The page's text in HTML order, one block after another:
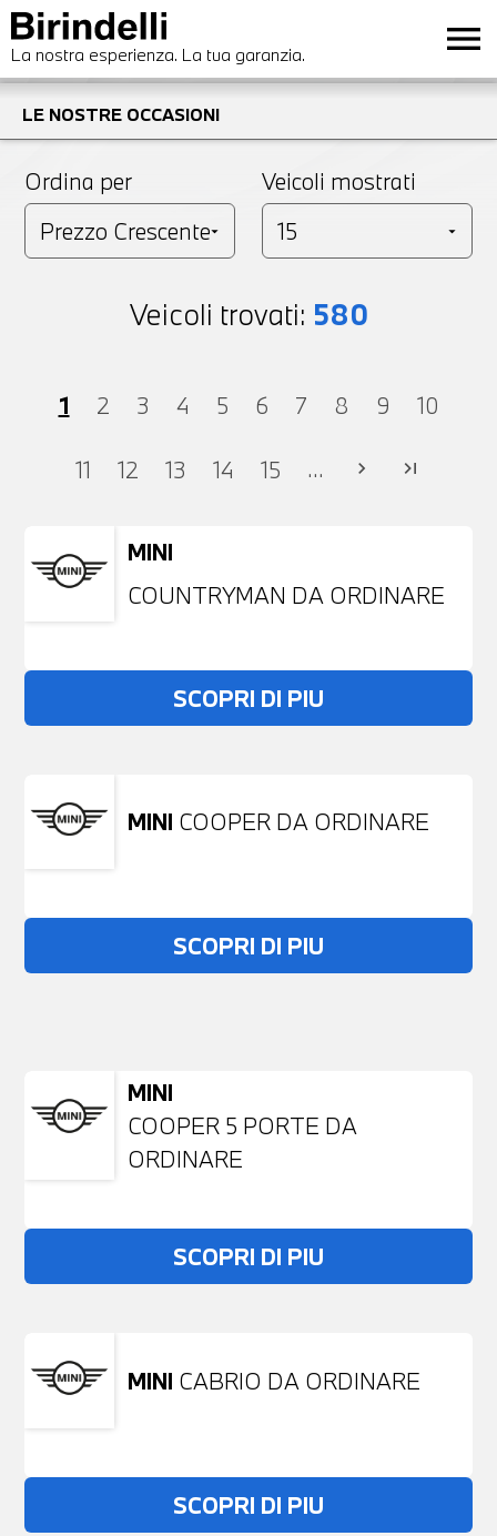
La nostra esperienza. La tua garanzia. menu
LE NOSTRE OCCASIONI
Ordina per Veicoli mostrati
Veicoli trovati: 580
1 2 3 4 5 6 7 8 9 10
11 12 13 14 15 ... chevron_right last_page
MINI
COUNTRYMAN DA ORDINARE
SCOPRI DI PIU
MINI COOPER DA ORDINARE
SCOPRI DI PIU
Non stai trovando ciò che cerchi?
MINI
COOPER 5 PORTE DA
ORDINARE
SCOPRI DI PIU
MINI CABRIO DA ORDINARE
SCOPRI DI PIU